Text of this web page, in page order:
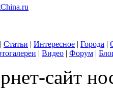
| Статьи | Интересное | Города |
| Видео | Форум |
сайт